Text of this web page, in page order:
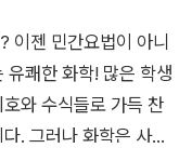
는 금속이 대체로 우리
한편으론 위험한, 혹은
한 금속은 더 유용하게
지를 과학적으로 설명
간했고, 노벨상 오리지널
지널 논문으로 배우는
벨 과학상 수상자가 쏟
다양한 이론부터 직접
나누는 네이버 카페 정
이젠 민간요법이 아니
화학! 많은 학생
와 수식들로 가득 찬
. 그러나 화학은 사실